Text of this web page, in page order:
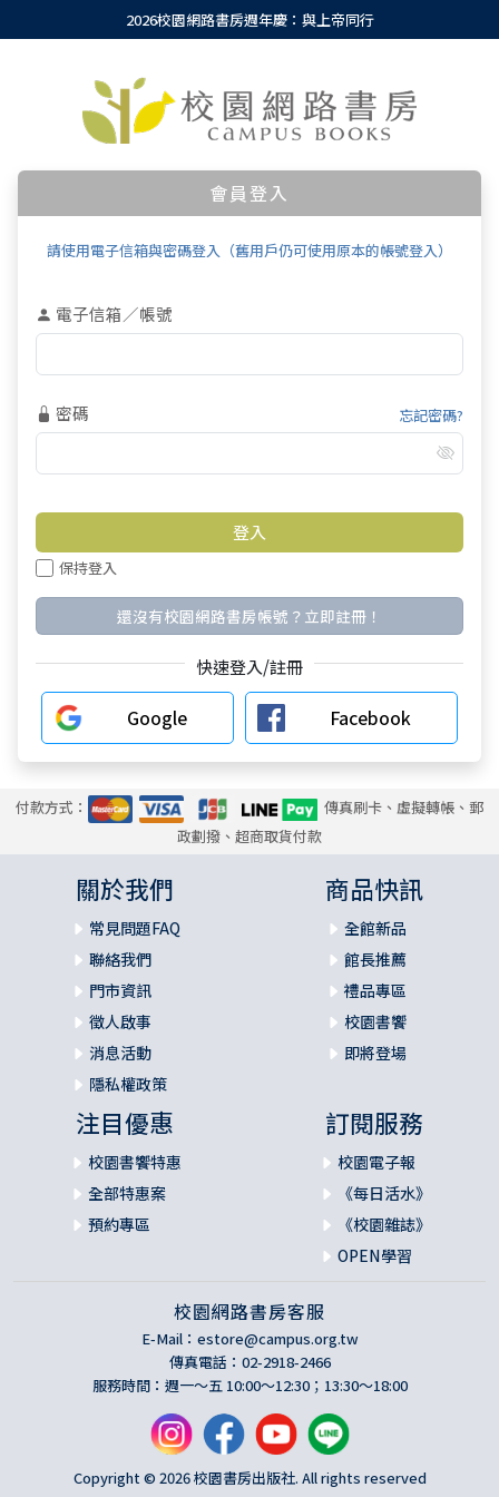
2026校園網路書房週年慶：與上帝同行
會員登入
請使用電子信箱與密碼登入（舊用戶仍可使用原本的帳號登入）
電子信箱／帳號
密碼 忘記密碼?
保持登入
還沒有校園網路書房帳號？立即註冊！
快速登入/註冊
Google Facebook
付款方式：
傳真刷卡、虛擬轉帳、郵
政劃撥、超商取貨付款
關於我們
常見問題FAQ
聯絡我們
門市資訊
徵人啟事
消息活動
隱私權政策
商品快訊
全館新品
館長推薦
禮品專區
校園書饗
即將登場
注目優惠
校園書饗特惠
全部特惠案
預約專區
訂閱服務
校園電子報
《每日活水》
《校園雜誌》
OPEN學習
校園網路書房客服
E-Mail： estore@campus.org.tw
傳真電話：02-2918-2466
服務時間：週一～五 10:00～12:30；13:30～18:00
Copyright © 2026 校園書房出版社. All rights reserved